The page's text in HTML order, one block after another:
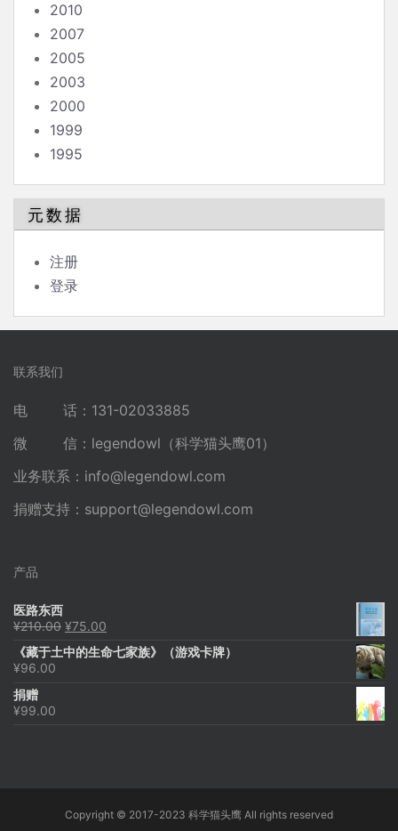
2010
2007
2005
2003
2000
1999
1995
元数据
注册
登录
联系我们
电 话：131-02033885
微 信：legendowl（科学猫头鹰01）
业务联系： info@legendowl.com
捐赠支持： support@legendowl.com
产品
医路东西
¥210.00 原
为：
¥75.00
价
《藏于土中的生命七家族》（游戏卡牌）
¥96.00
捐赠
¥99.00
Copyright © 2017-2023 科学猫头鹰 All rights reserved